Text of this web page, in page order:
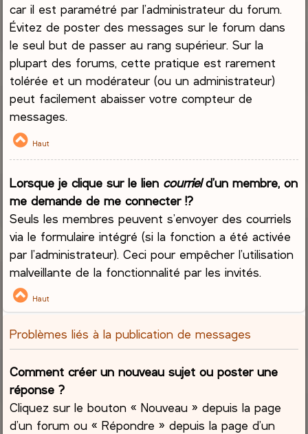
car il est paramétré par l’administrateur du forum.
Évitez de poster des messages sur le forum dans
le seul but de passer au rang supérieur. Sur la
plupart des forums, cette pratique est rarement
tolérée et un modérateur (ou un administrateur)
peut facilement abaisser votre compteur de
messages.
Haut
Lorsque je clique sur le lien courrield’un membre, on
me demande de me connecter !?
Seuls les membres peuvent s’envoyer des courriels
via le formulaire intégré (si la fonction a été activée
par l’administrateur). Ceci pour empêcher l’utilisation
malveillante de la fonctionnalité par les invités.
Haut
Problèmes liés à la publication de messages
Comment créer un nouveau sujet ou poster une
réponse ?
Cliquez sur le bouton « Nouveau » depuis la page
d’un forum ou « Répondre » depuis la page d’un